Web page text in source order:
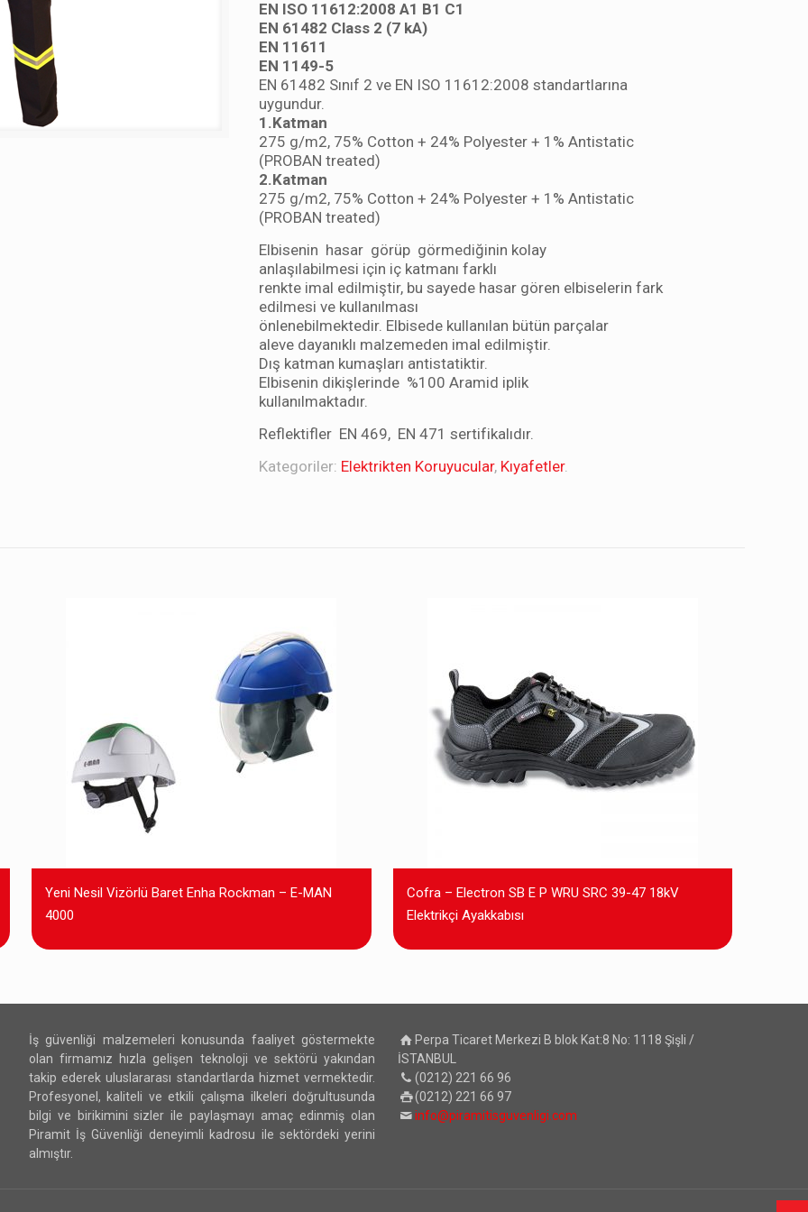
EN ISO 11612:2008 A1 B1 C1
EN 61482 Class 2 (7 kA)
EN 11611
EN 1149-5
EN 61482 Sınıf 2 ve EN ISO 11612:2008 standartlarına
uygundur.
1.Katman
275 g/m2, 75% Cotton + 24% Polyester + 1% Antistatic
(PROBAN treated)
2.Katman
275 g/m2, 75% Cotton + 24% Polyester + 1% Antistatic
(PROBAN treated)
Elbisenin hasar görüp görmediğinin kolay
anlaşılabilmesi için iç katmanı farklı
renkte imal edilmiştir, bu sayede hasar gören elbiselerin fark
edilmesi ve kullanılması
önlenebilmektedir. Elbisede kullanılan bütün parçalar
aleve dayanıklı malzemeden imal edilmiştir.
Dış katman kumaşları antistatiktir.
Elbisenin dikişlerinde %100 Aramid iplik
kullanılmaktadır.
Reflektifler EN 469, EN 471 sertifikalıdır.
Kategoriler: Elektrikten Koruyucular, Kıyafetler.
Yeni Nesil Vizörlü Baret Enha Rockman – E-MAN
4000
Cofra – Electron SB E P WRU SRC 39-47 18kV
Elektrikçi Ayakkabısı
İş güvenliği malzemeleri konusunda faaliyet göstermekte
olan firmamız hızla gelişen teknoloji ve sektörü yakından
takip ederek uluslararası standartlarda hizmet vermektedir.
Profesyonel, kaliteli ve etkili çalışma ilkeleri doğrultusunda
bilgi ve birikimini sizler ile paylaşmayı amaç edinmiş olan
Piramit İş Güvenliği deneyimli kadrosu ile sektördeki yerini
almıştır.
Perpa Ticaret Merkezi B blok Kat:8 No: 1118 Şişli /
İSTANBUL
(0212) 221 66 96
(0212) 221 66 97
info@piramitisguvenligi.com